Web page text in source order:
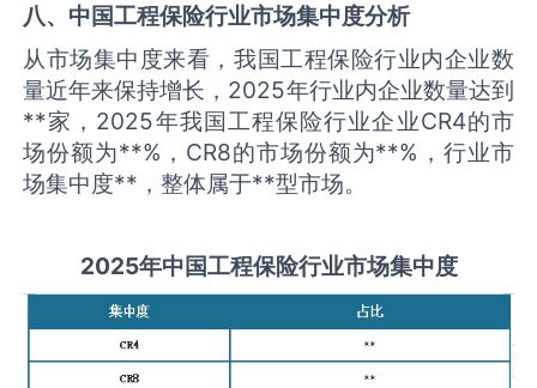
八、中国工程保险行业市场集中度分析
从市场集中度来看，我国工程保险行业内企业数
量近年来保持增长，2025年行业内企业数量达到
**家，2025年我国工程保险行业企业CR4的市
场份额为**%，CR8的市场份额为**%，行业市
场集中度**，整体属于**型市场。
2025年中国工程保险行业市场集中度